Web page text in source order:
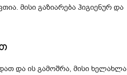
მისი გაზიარება ჰიგიენურ და
და ის გამოშრა, მისი ხელახლა